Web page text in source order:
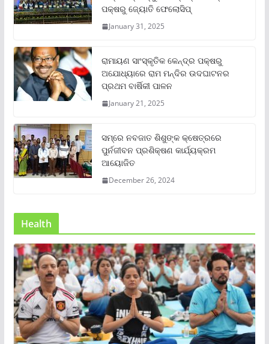
ପକ୍ଷରୁ ଜ୍ୟୋତି ଫେଲୋସିପ୍‌
January 31, 2025
ରାମାୟଣ ସାଂସ୍କୃତିକ କେନ୍ଦ୍ର ପକ୍ଷରୁ
ଅଯୋଧ୍ୟାରେ ରାମ ମନ୍ଦିର ଉଦଘାଟନର
ପ୍ରଥମ ବାର୍ଷିକୀ ପାଳନ
January 21, 2025
ସମ୍‌ରେ ନବଜାତ ଶିଶୁଙ୍କ କ୍ଷେତ୍ରରେ
ପୁର୍ନଜୀବନ ପ୍ରଶିକ୍ଷଣ କାର୍ଯ୍ୟକ୍ରମ
ଆୟୋଜିତ
December 26, 2024
Health